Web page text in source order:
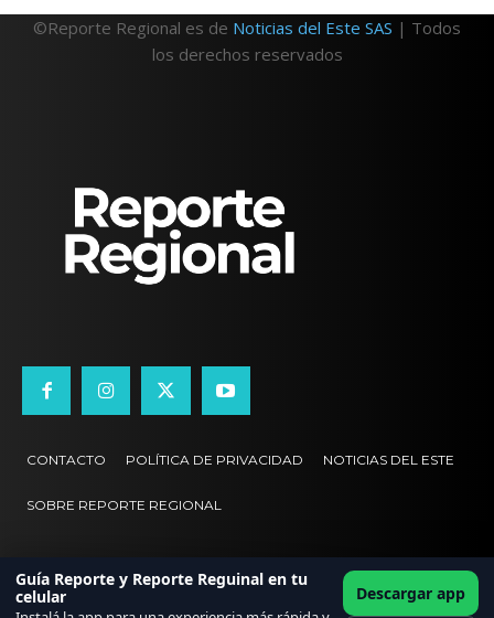
©Reporte Regional es de Noticias del Este SAS | Todos
los derechos reservados
CONTACTO POLÍTICA DE PRIVACIDAD NOTICIAS DEL ESTE
SOBRE REPORTE REGIONAL
Guía Reporte y Reporte Reguinal en tu
celular
Descargar app